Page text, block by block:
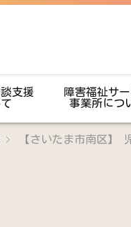
支援
障害福祉サ
事業所につ
【さいたま市南区】